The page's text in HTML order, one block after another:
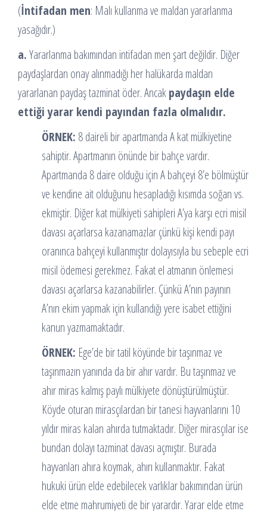
(İntifadan men: Malı kullanma ve maldan yararlanma
yasağıdır.)
a.Yararlanma bakımından intifadan men şart değildir. Diğer
paydaşlardan onay alınmadığı her halükarda maldan
yararlanan paydaş tazminat öder. Ancakpaydaşın elde
ettiği yarar kendi payından fazla olmalıdır.
ÖRNEK: 8 daireli bir apartmanda A kat mülkiyetine
sahiptir. Apartmanın önünde bir bahçe vardır.
Apartmanda 8 daire olduğu için A bahçeyi 8’e bölmüştür
ve kendine ait olduğunu hesapladığı kısımda soğan vs.
ekmiştir. Diğer kat mülkiyeti sahipleri A’ya karşı ecri misil
davası açarlarsa kazanamazlar çünkü kişi kendi payı
oranınca bahçeyi kullanmıştır dolayısıyla bu sebeple ecri
misil ödemesi gerekmez. Fakat el atmanın önlemesi
davası açarlarsa kazanabilirler. Çünkü A’nın payının
A’nın ekim yapmak için kullandığı yere isabet ettiğini
kanun yazmamaktadır.
ÖRNEK: Ege’de bir tatil köyünde bir taşınmaz ve
taşınmazın yanında da bir ahır vardır. Bu taşınmaz ve
ahır miras kalmış paylı mülkiyete dönüştürülmüştür.
Köyde oturan mirasçılardan bir tanesi hayvanlarını 10
yıldır miras kalan ahırda tutmaktadır. Diğer mirasçılar ise
bundan dolayı tazminat davası açmıştır. Burada
hayvanları ahıra koymak, ahırı kullanmaktır. Fakat
hukuki ürün elde edebilecek varlıklar bakımından ürün
elde etme mahrumiyeti de bir yarardır. Yarar elde etme